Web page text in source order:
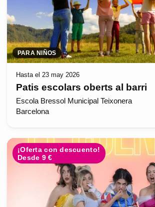
PARA NIÑOS
Hasta el 23 may 2026
Patis escolars oberts al barri
Escola Bressol Municipal Teixonera
Barcelona
¡Oferta con descuento!
Desde 9 €